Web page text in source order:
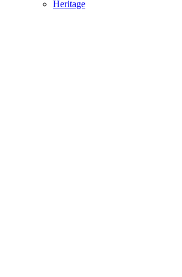
Heritage